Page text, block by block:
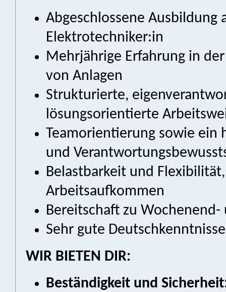
Abgeschlossene
Elektrotechniker:in
Mehrjährige Erfahrung in
von Anlagen
Strukturierte,
lösungsorientierte
Teamorientierung sowie ein
und
Belastbarkeit und
Arbeitsaufkommen
Bereitschaft zu
Sehr gute
WIR BIETEN DIR:
Beständigkeit und